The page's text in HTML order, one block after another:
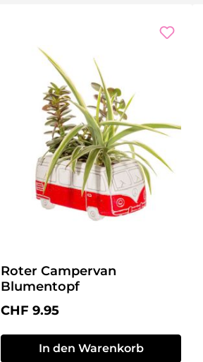
Roter Campervan
Blumentopf
Regulärer Preis:
CHF 9.95
In den Warenkorb